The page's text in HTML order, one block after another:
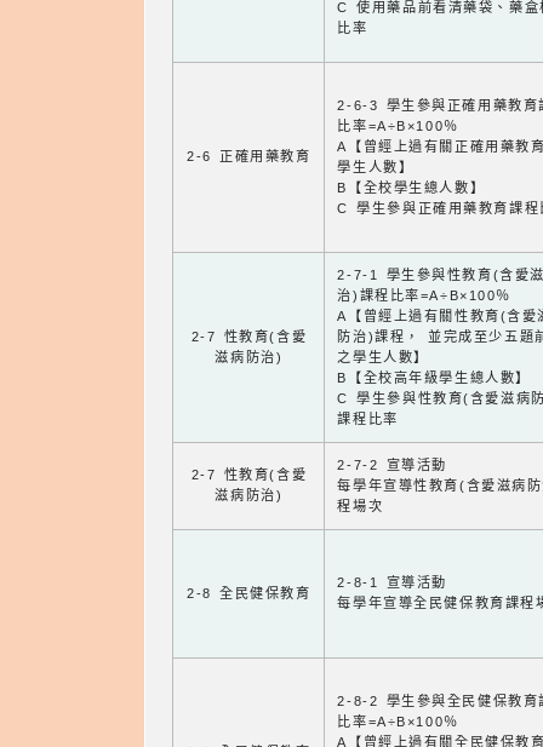
C 使用藥品前看清藥袋、藥盒
比率
2-6 正確用藥教育
2-6-3 學生參與正確用藥教育
比率=A÷B×100％
A【曾經上過有關正確用藥教
學生人數】
B【全校學生總人數】
C 學生參與正確用藥教育課程
2-7 性教育(含愛
滋病防治)
2-7-1 學生參與性教育(含愛
治)課程比率=A÷B×100％
A【曾經上過有關性教育(含愛
防治)課程， 並完成至少五題
之學生人數】
B【全校高年級學生總人數】
C 學生參與性教育(含愛滋病
課程比率
2-7 性教育(含愛
滋病防治)
2-7-2 宣導活動
每學年宣導性教育(含愛滋病
程場次
2-8 全民健保教育
2-8-1 宣導活動
每學年宣導全民健保教育課程
2-8-2 學生參與全民健保教育
比率=A÷B×100％
A【曾經上過有關全民健保教